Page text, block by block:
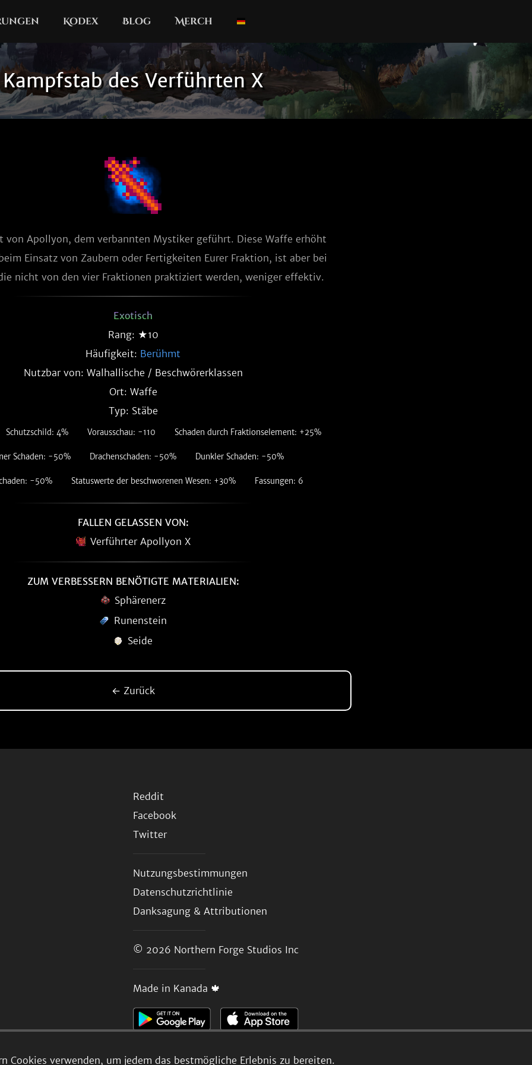
Kodex Blog Merch
Kampfstab des Verführten X
Cookies verwenden, um jedem das bestmögliche Erlebnis zu bereiten.
von Apollyon, dem verbannten Mystiker geführt. Diese Waffe erhöht
Einsatz von Zaubern oder Fertigkeiten Eurer Fraktion, ist aber bei
nicht von den vier Fraktionen praktiziert werden, weniger effektiv.
Exotisch
Rang: ★10
Häufigkeit: Berühmt
Nutzbar von: Walhallische / Beschwörerklassen
Ort: Waffe
Typ: Stäbe
Schutzschild: 4% Vorausschau: -110 Schaden durch Fraktionselement: +25%
Schaden: -50% Drachenschaden: -50% Dunkler Schaden: -50%
-50% Statuswerte der beschworenen Wesen: +30% Fassungen: 6
FALLEN GELASSEN VON:
Verführter Apollyon X
ZUM VERBESSERN BENÖTIGTE MATERIALIEN:
Sphärenerz
Runenstein
Seide
← Zurück
Reddit
Facebook
Twitter
Nutzungsbestimmungen
Datenschutzrichtlinie
Danksagung & Attributionen
© 2026 Northern Forge Studios Inc
Made in Kanada 🍁